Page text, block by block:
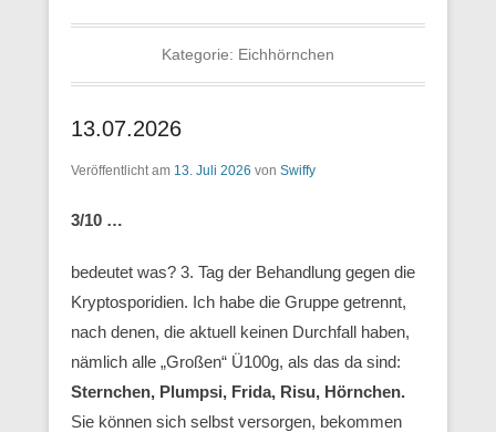
Kategorie: Eichhörnchen
13.07.2026
Veröffentlicht am 13. Juli 2026 von Swiffy
3/10 …
bedeutet was? 3. Tag der Behandlung gegen die
Kryptosporidien. Ich habe die Gruppe getrennt,
nach denen, die aktuell keinen Durchfall haben,
nämlich alle „Großen“ Ü100g, als das da sind:
Sternchen, Plumpsi, Frida, Risu, Hörnchen.
Sie können sich selbst versorgen, bekommen